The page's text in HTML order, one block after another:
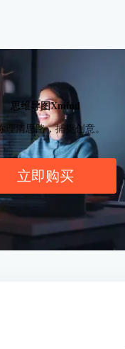
思维导图Xmind
理清思路，捕捉创意。
立即购买